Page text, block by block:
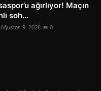
ağırlıyor! Maçın
soh...
Ağustos 9, 2026 0